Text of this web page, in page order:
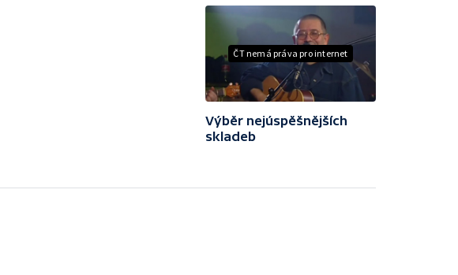
ČT nemá práva pro internet
Výběr nejúspěšnějších
skladeb